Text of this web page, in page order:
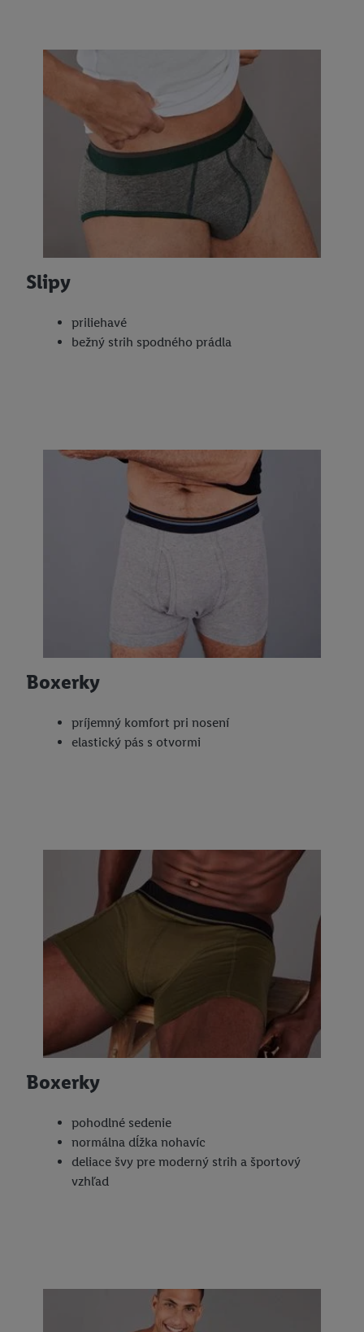
Slipy
priliehavé
bežný strih spodného prádla
Boxerky
príjemný komfort pri nosení
elastický pás s otvormi
Boxerky
pohodlné sedenie
normálna dĺžka nohavíc
deliace švy pre moderný strih a športový
vzhľad